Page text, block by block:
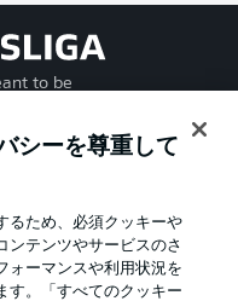
to be
シーを尊重して
るため、必須クッキーや
ンテンツやサービスのさ
ォーマンスや利用状況を
す。「すべてのクッキー